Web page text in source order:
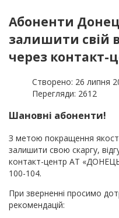
Абоненти
залишити свій
через контакт-
Створено: 26 липня
Перегляди: 2612
Шановні абоненти!
З метою покращення
залишити свою скаргу,
контакт-центр АТ
100-104.
При зверненні просимо
рекомендацій: